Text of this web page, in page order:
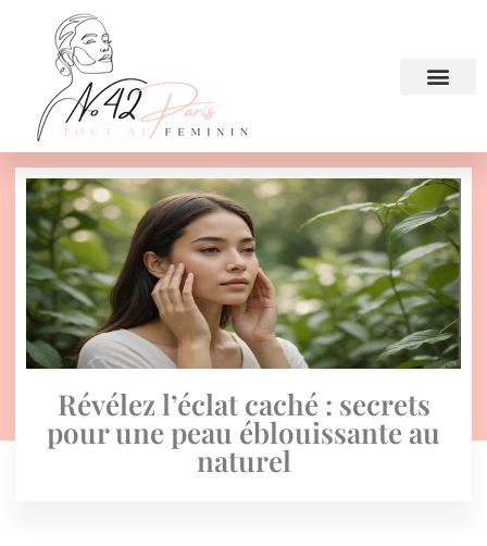
Révélez l’éclat caché : secrets
pour une peau éblouissante au
naturel